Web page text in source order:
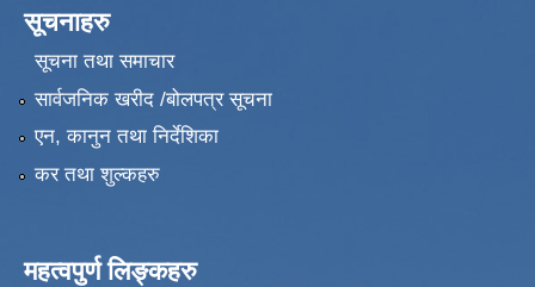
सूचनाहरु
सूचना तथा समाचार
सार्वजनिक खरीद /बोलपत्र सूचना
एन, कानुन तथा निर्देशिका
कर तथा शुल्कहरु
महत्वपुर्ण लिङ्कहरु